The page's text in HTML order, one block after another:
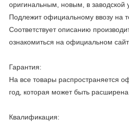
оригинальным, новым, в заводской
Подлежит официальному ввозу на
Соответствует описанию
ознакомиться на официальном
Гарантия:
На все товары распространяется
год, которая может быть расширена
Квалификация: